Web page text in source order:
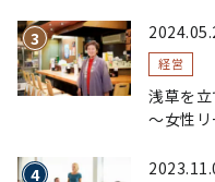
略～
経営
浅草を
〜女性